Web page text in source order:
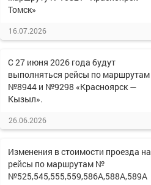
Томск»
16.07.2026
С 27 июня 2026 года будут
выполняться рейсы по маршрутам
№8944 и №9298 «Красноярск —
Кызыл».
26.06.2026
Изменения в стоимости проезда на
рейсы по маршрутам №
№525,545,555,559,586А,588А,589А